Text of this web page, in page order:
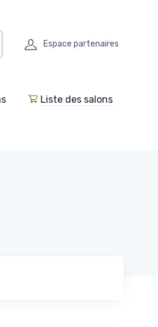
Espace partenaires
Liste des salons